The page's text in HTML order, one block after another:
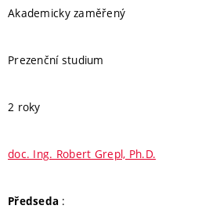
Akademicky zaměřený
Prezenční studium
2 roky
doc. Ing. Robert Grepl, Ph.D.
Předseda :